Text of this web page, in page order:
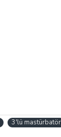
3'lü mastürbatör